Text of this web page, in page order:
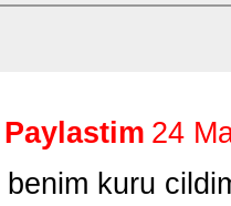
24
kuru